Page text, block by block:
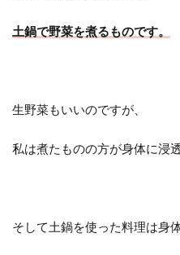
土鍋で野菜を煮るものです。
生野菜もいいのですが、
私は煮たものの方が身体に浸
そして土鍋を使った料理は身